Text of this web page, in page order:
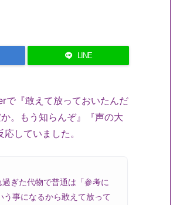
LINE
で『敢えて放っておいたんだ
。もう知らんぞ』『声の大
していました。
ぎた代物で普通は「参考に
事になるから敢えて放って